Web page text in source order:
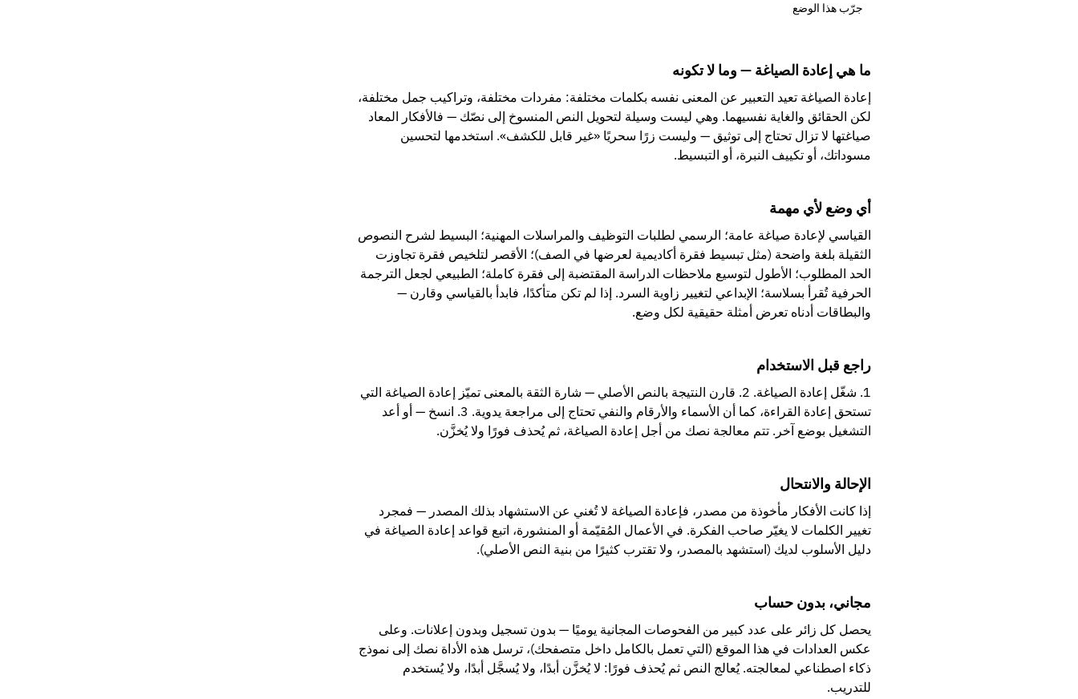
جرّب هذا الوضع
ما هي إعادة الصياغة — وما لا تكونه
إعادة الصياغة تعيد التعبير عن المعنى نفسه بكلمات مختلفة: مفردات مختلفة، وتراكيب جمل مختلفة،
لكن الحقائق والغاية نفسيهما. وهي ليست وسيلة لتحويل النص المنسوخ إلى نصّك — فالأفكار المعاد
صياغتها لا تزال تحتاج إلى توثيق — وليست زرًا سحريًا «غير قابل للكشف». استخدمها لتحسين
مسوداتك، أو تكييف النبرة، أو التبسيط.
أي وضع لأي مهمة
القياسي لإعادة صياغة عامة؛ الرسمي لطلبات التوظيف والمراسلات المهنية؛ البسيط لشرح النصوص
الثقيلة بلغة واضحة (مثل تبسيط فقرة أكاديمية لعرضها في الصف)؛ الأقصر لتلخيص فقرة تجاوزت
الحد المطلوب؛ الأطول لتوسيع ملاحظات الدراسة المقتضبة إلى فقرة كاملة؛ الطبيعي لجعل الترجمة
الحرفية تُقرأ بسلاسة؛ الإبداعي لتغيير زاوية السرد. إذا لم تكن متأكدًا، فابدأ بالقياسي وقارن —
والبطاقات أدناه تعرض أمثلة حقيقية لكل وضع.
راجع قبل الاستخدام
1. شغّل إعادة الصياغة. 2. قارن النتيجة بالنص الأصلي — شارة الثقة بالمعنى تميّز إعادة الصياغة التي
تستحق إعادة القراءة، كما أن الأسماء والأرقام والنفي تحتاج إلى مراجعة يدوية. 3. انسخ — أو أعد
التشغيل بوضع آخر. تتم معالجة نصك من أجل إعادة الصياغة، ثم يُحذف فورًا ولا يُخزَّن.
الإحالة والانتحال
إذا كانت الأفكار مأخوذة من مصدر، فإعادة الصياغة لا تُغني عن الاستشهاد بذلك المصدر — فمجرد
تغيير الكلمات لا يغيّر صاحب الفكرة. في الأعمال المُقيّمة أو المنشورة، اتبع قواعد إعادة الصياغة في
دليل الأسلوب لديك (استشهد بالمصدر، ولا تقترب كثيرًا من بنية النص الأصلي).
مجاني، بدون حساب
يحصل كل زائر على عدد كبير من الفحوصات المجانية يوميًا — بدون تسجيل وبدون إعلانات. وعلى
عكس العدادات في هذا الموقع (التي تعمل بالكامل داخل متصفحك)، ترسل هذه الأداة نصك إلى نموذج
ذكاء اصطناعي لمعالجته. يُعالج النص ثم يُحذف فورًا: لا يُخزَّن أبدًا، ولا يُسجَّل أبدًا، ولا يُستخدم
للتدريب.